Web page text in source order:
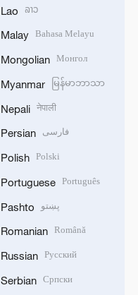
Lao ລາວ
Malay Bahasa Melayu
Mongolian Монгол
Myanmar မြန်မာဘာသာ
Nepali नेपाली
Persian فارسی
Polish Polski
Portuguese Português
Pashto پښتو
Romanian Română
Russian Русский
Serbian Српски